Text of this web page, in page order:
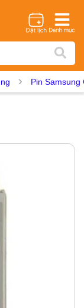
Realme Vivo
Pixel
Pixel
Pin Samsung